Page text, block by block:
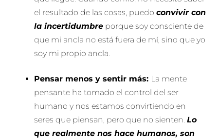
el resultado de las cosas, puedoconvivir con
la incertidumbre porque soy consciente de
que mi ancla no está fuera de mí, sino que yo
soy mi propio ancla.
Pensar menos y sentir más: La mente
pensante ha tomado el control del ser
humano y nos estamos convirtiendo en
seres que piensan, pero que no sienten.Lo
que realmente nos hace humanos, son